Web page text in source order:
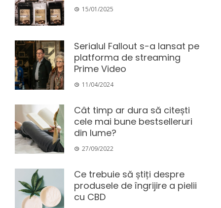
15/01/2025
Serialul Fallout s-a lansat pe
platforma de streaming
Prime Video
11/04/2024
Cât timp ar dura să citești
cele mai bune bestselleruri
din lume?
27/09/2022
Ce trebuie să știți despre
produsele de îngrijire a pielii
cu CBD